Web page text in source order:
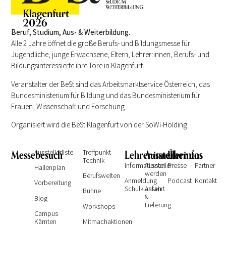
Beruf, Studium, Aus- & Weiterbildung.
Alle 2 Jahre öffnet die große Berufs- und Bildungsmesse für
Jugendliche, junge Erwachsene, Eltern, Lehrer:innen, Berufs- und
Bildungsinteressierte ihre Tore in Klagenfurt.
Veranstalter der BeSt sind das Arbeitsmarktservice Österreich, das
Bundesministerium für Bildung und das Bundesministerium für
Frauen, Wissenschaft und Forschung.
Organisiert wird die BeSt Klagenfurt von der SoWi-Holding.
Messebesuch
Ausstellerliste
Hallenplan
Vorbereitung
Blog
Campus
Kärnten
Treffpunkt
Technik
Berufswelten
Bühne
Workshops
Mitmachaktionen
Lehrer:innen
Informationen
Anmeldung
Schulklassen
Ausstellerinfos
Aussteller
werden
Anfahrt
&
Lieferung
Über uns
Presse
Podcast
Partner
Kontakt